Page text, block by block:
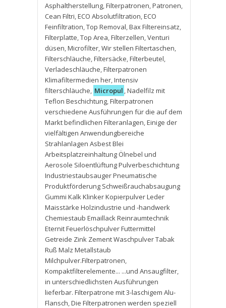
Asphaltherstellung,Filterpatronen,Patronen,
Cean Filtri,ECO Absolutfiltration,ECO
Feinfiltration,Top Removal,Bax Filtereinsatz,
Filterplatte,Top Area,Filterzellen,Venturi
düsen,Microfilter,Wir stellen Filtertaschen,
Filterschläuche,Filtersäcke,Filterbeutel,
Verladeschläuche,Filterpatronen
Klimafiltermedien her,Intensiv
filterschläuche, Micropul ,Nadelfilz mit
Teflon Beschichtung,Filterpatronen
verschiedene Ausführungen für die auf dem
Markt befindlichen Filteranlagen,Einige der
vielfältigen Anwendungbereiche
Strahlanlagen Asbest Blei
Arbeitsplatzreinhaltung Ölnebel und
Aerosole Siloentlüftung Pulverbeschichtung
Industriestaubsauger Pneumatische
Produktförderung Schweißrauchabsaugung
Gummi Kalk Klinker Kopierpulver Leder
Maisstärke Holzindustrie und -handwerk
Chemiestaub Emaillack Reinraumtechnik
Eternit Feuerlöschpulver Futtermittel
Getreide Zink Zement Waschpulver Tabak
Ruß Malz Metallstaub
Milchpulver.Filterpatronen,
Kompaktfilterelemente... ...und Ansaugfilter,
in unterschiedlichsten Ausführungen
lieferbar. Filterpatrone mit 3-laschigem Alu-
Flansch,Die Filterpatronen werden speziell